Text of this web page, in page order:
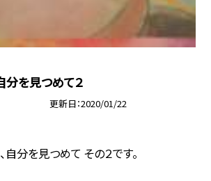
を見つめて２
更新日 2020/01/22
分を見つめて その２です。